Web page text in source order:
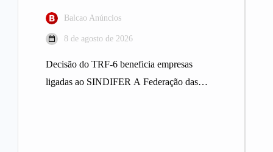
Balcao Anúncios
8 de agosto de 2026
Decisão do TRF-6 beneficia empresas
ligadas ao SINDIFER A Federação das